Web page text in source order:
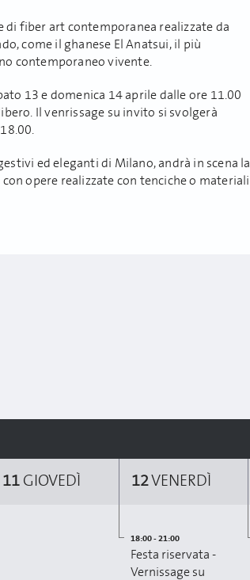
di fiber art contemporanea realizzate da
come il ghanese El Anatsui, il più
contemporaneo vivente.
13 e domenica 14 aprile dalle ore 11.00
Il venrissage su invito si svolgerà
ed eleganti di Milano, andrà in scena la
opere realizzate con tenciche o materiali
11 GIOVEDÌ 12VENERDÌ
18:00 - 21:00
Festa riservata -
Vernissage su